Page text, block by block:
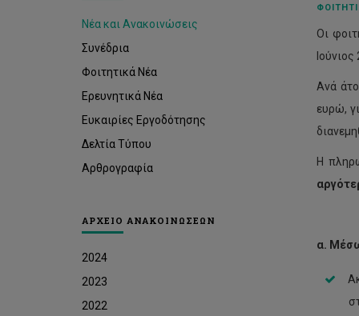
Νέα και Ανακοινώσεις
Συνέδρια
Φοιτητικά Νέα
Ερευνητικά Νέα
Ευκαιρίες Εργοδότησης
Δελτία Τύπου
Αρθρογραφία
ΑΡΧΕΙΟ ΑΝΑΚΟΙΝΩΣΕΩΝ
2024
2023
2022
Οι
Ιούνιος
Ανά
ευρώ,
Η
α.